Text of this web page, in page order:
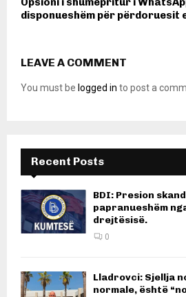
disponueshëm për përdoruesit
LEAVE A COMMENT
You must be logged in to post a
Recent Posts
BDI: Presion
papranueshëm
drejtësisë.
0
Lladrovci: Sjellja
normale, është